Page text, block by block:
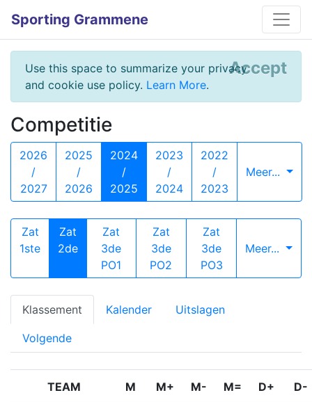
Sporting Grammene
Use this space to summarize your privacy
and cookie use policy. Learn More.
Accept
Competitie
2026
/
2027
2025
/
2026
2024
/
2025
2023
/
2024
2022
/
2023
Meer...
Zat
1ste
Zat
2de
Zat
3de
PO1
Zat
3de
PO2
Zat
3de
PO3
Meer...
Klassement Kalender Uitslagen
Volgende
TEAM M M+ M- M= D+ D-